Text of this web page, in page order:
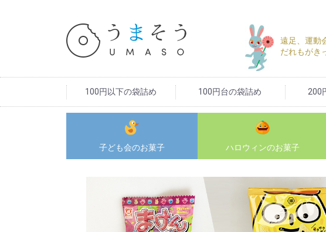
遠足、運動
だれもがき
100円以下の袋詰め 100円台の袋詰め 200
子ども会のお菓子 ハロウィンのお菓子